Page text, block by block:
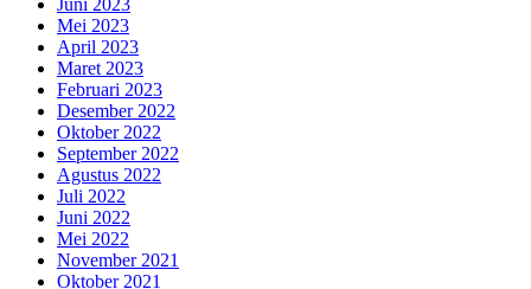
Mei 2023
April 2023
Maret 2023
Februari 2023
Desember 2022
Oktober 2022
September 2022
Agustus 2022
Juli 2022
Juni 2022
Mei 2022
November 2021
Oktober 2021